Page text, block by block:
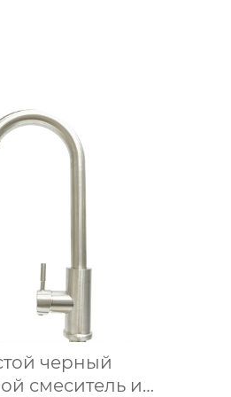
черный
смеситель из